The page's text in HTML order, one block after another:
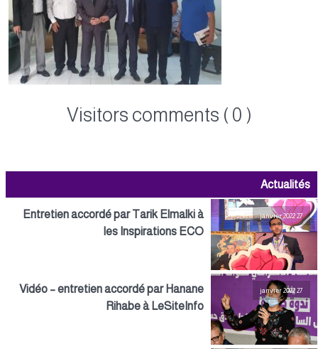
Visitors comments ( 0 )
Actualités
27 janvier 2022
Entretien accordé par Tarik Elmalki à
les Inspirations ECO
27 janvier 2022
Vidéo – entretien accordé par Hanane
Rihabe à LeSiteInfo